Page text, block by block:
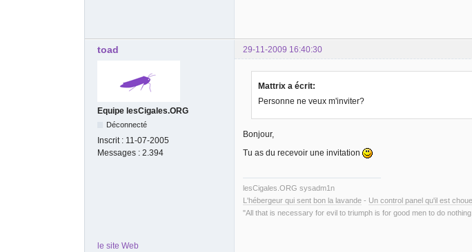
toad 29-11-2009 16:40:30
Equipe lesCigales.ORG
Déconnecté
Inscrit : 11-07-2005
Messages : 2.394
Mattrix a écrit:
Personne ne veux m'inviter?
Bonjour,
Tu as du recevoir une invitation
lesCigales.ORG sysadm1n
L'hébergeur qui sent bon la lavande - Un control panel qu'il est
"All that is necessary for evil to triumph is for good men to do
le site Web